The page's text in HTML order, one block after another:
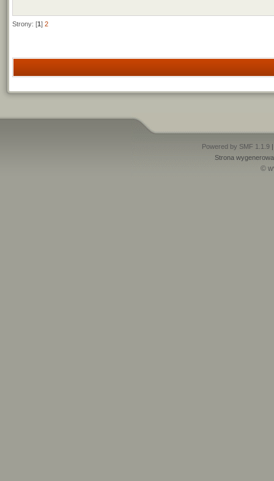
Strony: [1] 2
Powered by SMF 1.1.9
Strona
©